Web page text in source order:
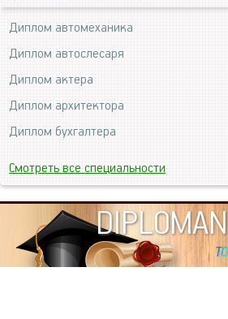
Диплом автомеханика
Диплом автослесаря
Диплом актера
Диплом архитектора
Диплом бухгалтера
Смотреть все специальности
DIPLOMAN